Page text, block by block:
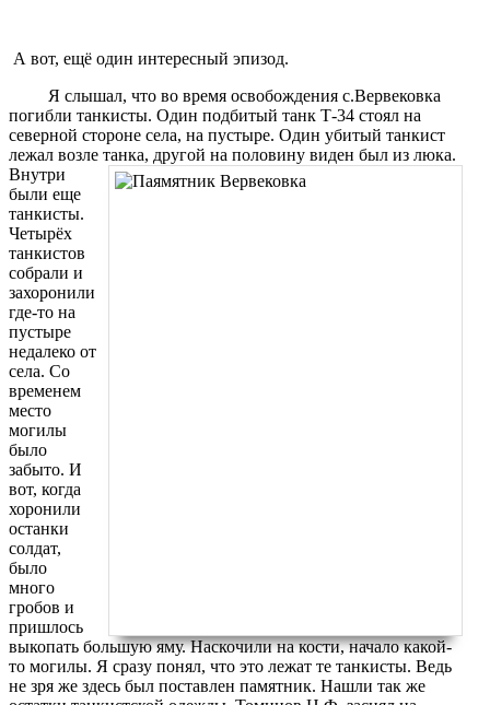
А вот, ещё один интересный эпизод.
Я слышал, что во время освобождения с.Вервековка
погибли танкисты. Один подбитый танк Т-34 стоял на
северной стороне села, на пустыре. Один убитый танкист
лежал возле танка, другой на половину виден был из люка.
Внутри
были еще
танкисты.
Четырёх
танкистов
собрали и
захоронили
где-то на
пустыре
недалеко от
села. Со
временем
место
могилы
было
забыто. И
вот, когда
хоронили
останки
солдат,
было
много
гробов и
пришлось
выкопать большую яму. Наскочили на кости, начало какой-
то могилы. Я сразу понял, что это лежат те танкисты. Ведь
не зря же здесь был поставлен памятник. Нашли так же